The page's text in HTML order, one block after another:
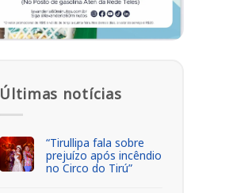
Últimas notícias
“Tirullipa fala sobre
prejuízo após incêndio
no Circo do Tirú”